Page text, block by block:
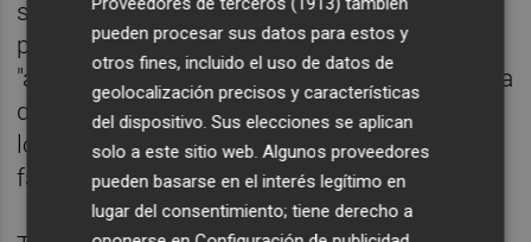
seguro", y ha agradecido el esfuerzo de
profesores y padres. Ha destacado que un
"altísimo" porcentaje de docentes ya tienen la
dosis de refuerzo y ha garantizado que en
los próximos días se administrará a los que
faltan.
pueden procesar sus datos para estos y
otros fines, incluido el uso de datos de
geolocalización precisos y características
del dispositivo. Sus elecciones se aplican
solo a este sitio web. Algunos proveedores
pueden basarse en el interés legítimo en
lugar del consentimiento; tiene derecho a